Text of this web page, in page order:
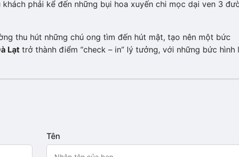
phải kể đến những bụi hoa xuyến chi mọc dại ven 3
thu hút những chú ong tìm đến hút mật, tạo nên một bức
Lạt trở thành điểm “check – in” lý tưởng, với những bức hình
Tên